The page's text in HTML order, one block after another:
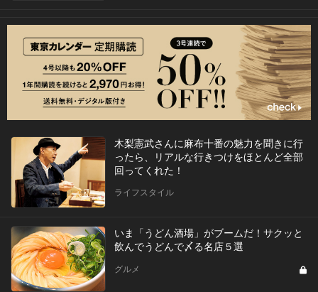
木梨憲武さんに麻布十番の魅力を聞きに行
ったら、リアルな行きつけをほとんど全部
回ってくれた！
ライフスタイル
いま「うどん酒場」がブームだ！サクッと
飲んでうどんで〆る名店５選
グルメ